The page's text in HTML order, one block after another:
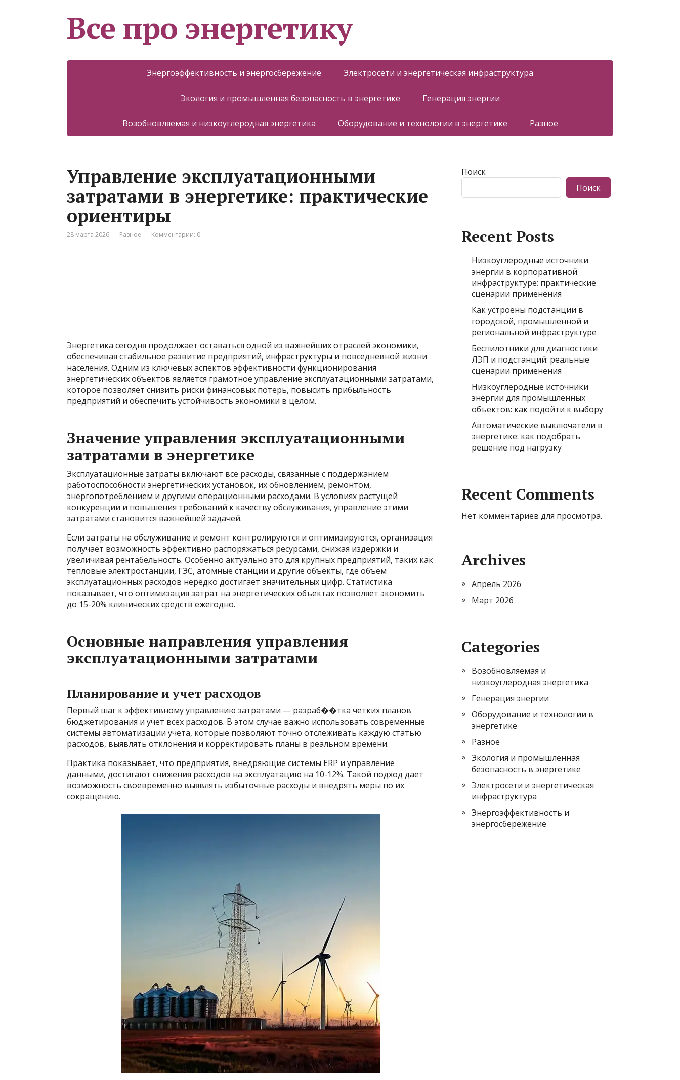
Все про энергетику
Энергоэффективность и энергосбережение Электросети и энергетическая инфраструктура
Экология и промышленная безопасность в энергетике Генерация энергии
Возобновляемая и низкоуглеродная энергетика Оборудование и технологии в энергетике Разное
Управление эксплуатационными
затратами в энергетике: практические
ориентиры
28 марта 2026 Разное Комментарии: 0
Энергетика сегодня продолжает оставаться одной из важнейших отраслей экономики,
обеспечивая стабильное развитие предприятий, инфраструктуры и повседневной жизни
населения. Одним из ключевых аспектов эффективности функционирования
энергетических объектов является грамотное управление эксплуатационными затратами,
которое позволяет снизить риски финансовых потерь, повысить прибыльность
предприятий и обеспечить устойчивость экономики в целом.
Значение управления эксплуатационными
затратами в энергетике
Эксплуатационные затраты включают все расходы, связанные с поддержанием
работоспособности энергетических установок, их обновлением, ремонтом,
энергопотреблением и другими операционными расходами. В условиях растущей
конкуренции и повышения требований к качеству обслуживания, управление этими
затратами становится важнейшей задачей.
Если затраты на обслуживание и ремонт контролируются и оптимизируются, организация
получает возможность эффективно распоряжаться ресурсами, снижая издержки и
увеличивая рентабельность. Особенно актуально это для крупных предприятий, таких как
тепловые электростанции, ГЭС, атомные станции и другие объекты, где объем
эксплуатационных расходов нередко достигает значительных цифр. Статистика
показывает, что оптимизация затрат на энергетических объектах позволяет экономить
до 15-20% клинических средств ежегодно.
Основные направления управления
эксплуатационными затратами
Планирование и учет расходов
Первый шаг к эффективному управлению затратами — разраб��тка четких планов
бюджетирования и учет всех расходов. В этом случае важно использовать современные
системы автоматизации учета, которые позволяют точно отслеживать каждую статью
расходов, выявлять отклонения и корректировать планы в реальном времени.
Практика показывает, что предприятия, внедряющие системы ERP и управление
данными, достигают снижения расходов на эксплуатацию на 10-12%. Такой подход дает
возможность своевременно выявлять избыточные расходы и внедрять меры по их
сокращению.
Поиск
Поиск
Recent Posts
Низкоуглеродные источники
энергии в корпоративной
инфраструктуре: практические
сценарии применения
Как устроены подстанции в
городской, промышленной и
региональной инфраструктуре
Беспилотники для диагностики
ЛЭП и подстанций: реальные
сценарии применения
Низкоуглеродные источники
энергии для промышленных
объектов: как подойти к выбору
Автоматические выключатели в
энергетике: как подобрать
решение под нагрузку
Recent Comments
Нет комментариев для просмотра.
Archives
Апрель 2026
Март 2026
Categories
Возобновляемая и
низкоуглеродная энергетика
Генерация энергии
Оборудование и технологии в
энергетике
Разное
Экология и промышленная
безопасность в энергетике
Электросети и энергетическая
инфраструктура
Энергоэффективность и
энергосбережение